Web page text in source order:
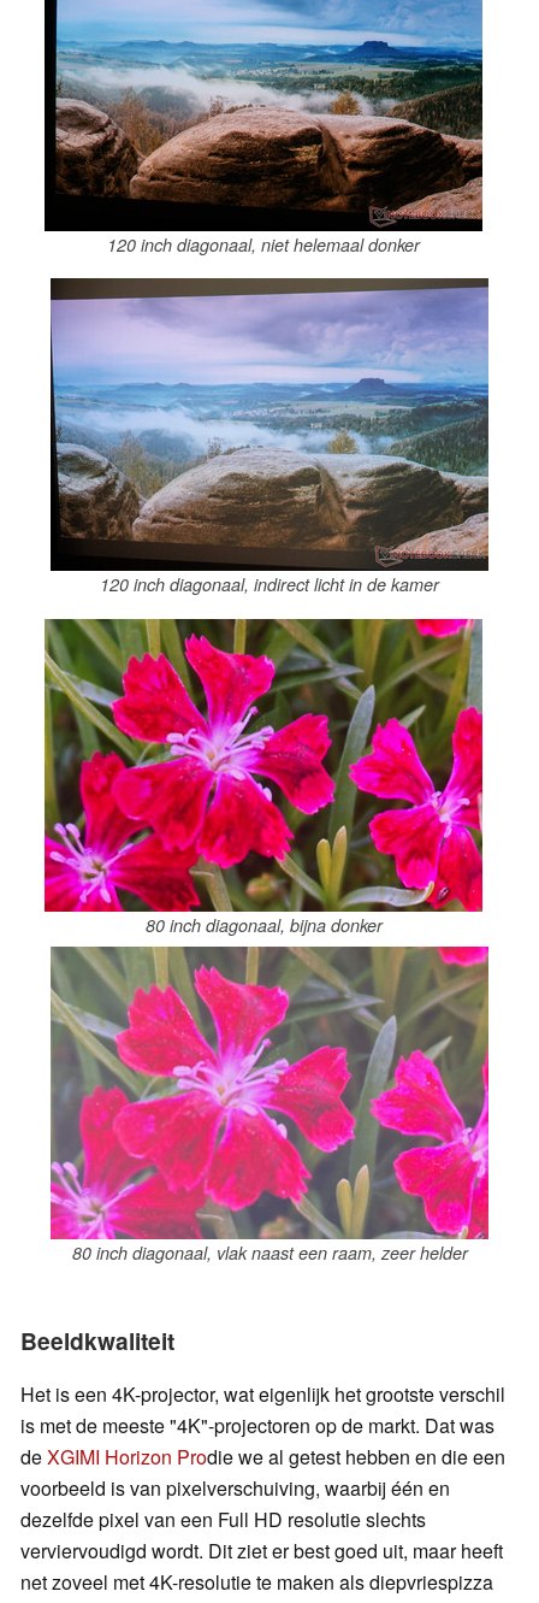
120 inch diagonaal, niet helemaal donker
120 inch diagonaal, indirect licht in de kamer
80 inch diagonaal, bijna donker
80 inch diagonaal, vlak naast een raam, zeer helder
Beeldkwaliteit
Het is een 4K-projector, wat eigenlijk het grootste verschil
is met de meeste "4K"-projectoren op de markt. Dat was
deXGIMI Horizon Prodie we al getest hebben en die een
voorbeeld is van pixelverschuiving, waarbij één en
dezelfde pixel van een Full HD resolutie slechts
verviervoudigd wordt. Dit ziet er best goed uit, maar heeft
net zoveel met 4K-resolutie te maken als diepvriespizza